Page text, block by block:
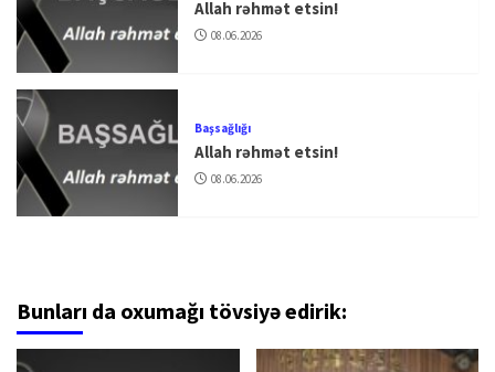
Allah rəhmət etsin!
08.06.2026
Başsağlığı
Allah rəhmət etsin!
08.06.2026
Bunları da oxumağı tövsiyə edirik: